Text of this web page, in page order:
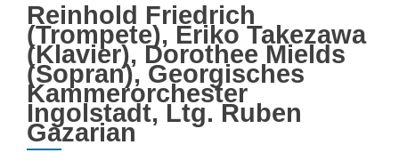
Reinhold Friedrich
(Trompete), Eriko Takezawa
(Klavier), Dorothee Mields
(Sopran), Georgisches
Kammerorchester
Ingolstadt, Ltg. Ruben
Gazarian